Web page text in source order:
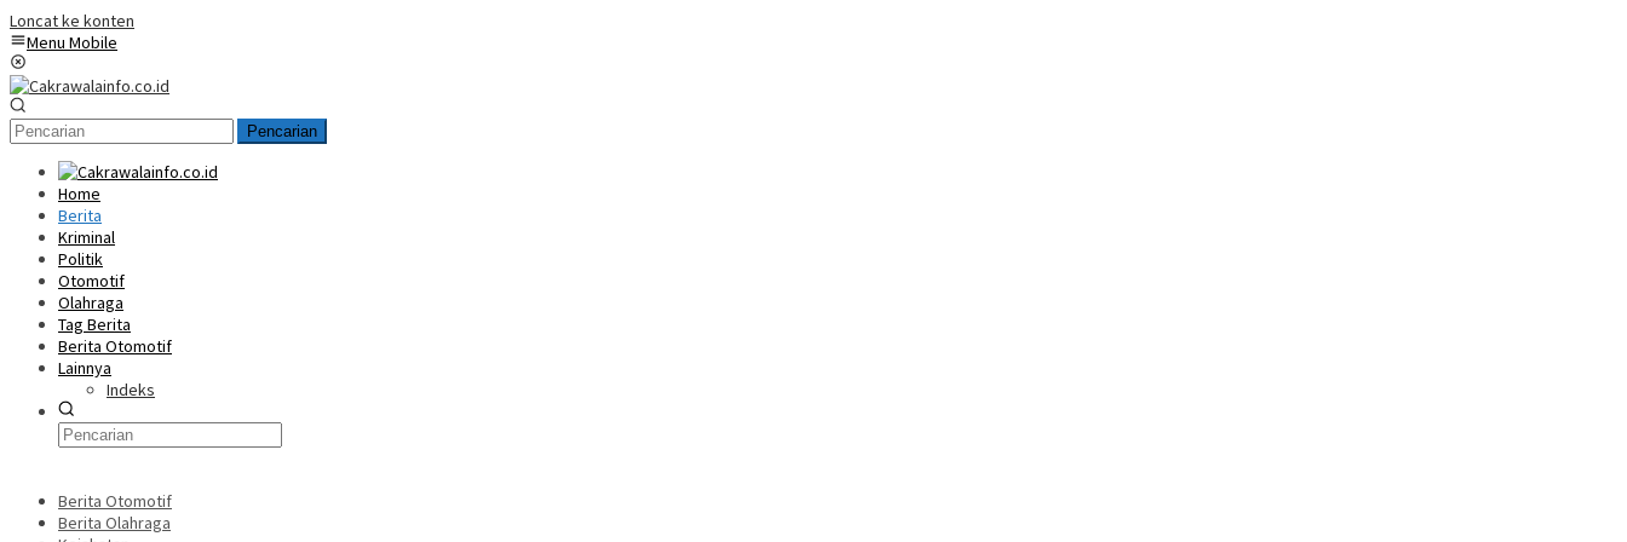
Loncat ke konten
Menu Mobile
Pencarian
Home
Berita
Kriminal
Politik
Otomotif
Olahraga
Tag Berita
Berita Otomotif
Lainnya
Indeks
Berita Otomotif
Berita Olahraga